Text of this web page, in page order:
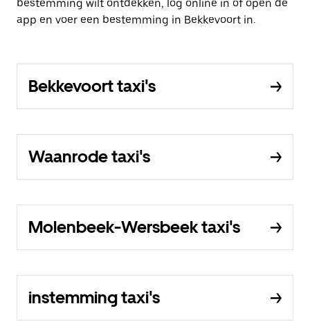
bestemming wilt ontdekken, log online in of open de
app en voer een bestemming in Bekkevoort in.
Bekkevoort taxi's
Waanrode taxi's
Molenbeek-Wersbeek taxi's
instemming taxi's